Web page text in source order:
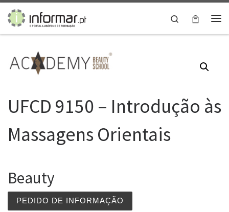
Skip to content
Search
UFCD 9150 – Introdução às
Massagens Orientais
Beauty
PEDIDO DE INFORMAÇÃO